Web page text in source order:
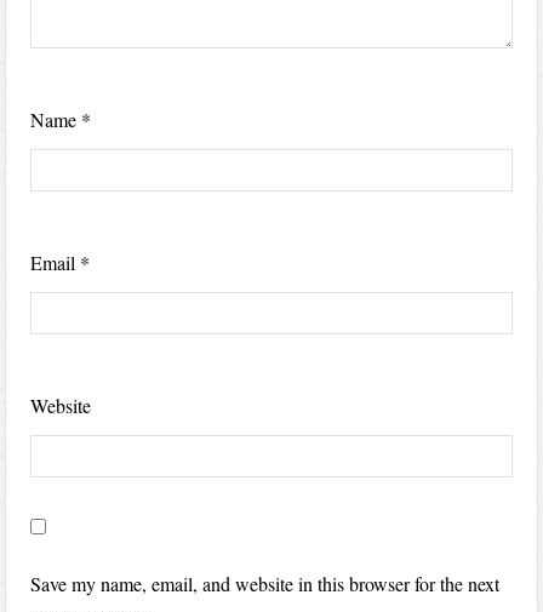
Name *
Email *
Website
Save my name, email, and website in this browser for the next